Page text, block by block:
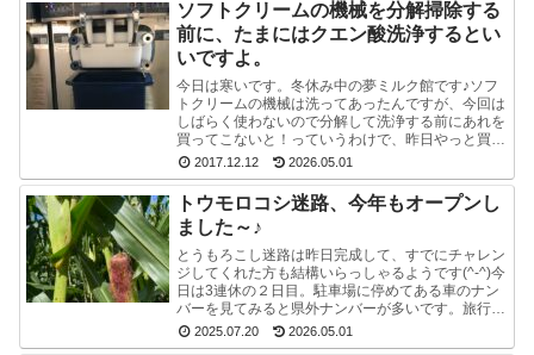
ソフトクリームの機械を分解掃除する
前に、たまにはクエン酸洗浄するとい
いですよ。
今日は寒いです。冬休み中の夢ミルク館です♪ソフ
トクリームの機械は洗ってあったんですが、今回は
しばらく使わないので分解して洗浄する前にあれを
買ってこないと！っていうわけで、昨日やっと買っ
てきました。ポットのクエン酸洗浄剤。粉末のやつ
です。週1...
2017.12.12 2026.05.01
トウモロコシ迷路、今年もオープンし
ました～♪
とうもろこし迷路は昨日完成して、すでにチャレン
ジしてくれた方も結構いらっしゃるようです(^-^)今
日は3連休の２日目。駐車場に停めてある車のナン
バーを見てみると県外ナンバーが多いです。旅行と
か帰省ですかね(^^)みんな楽しそうで良かったで
す...
2025.07.20 2026.05.01